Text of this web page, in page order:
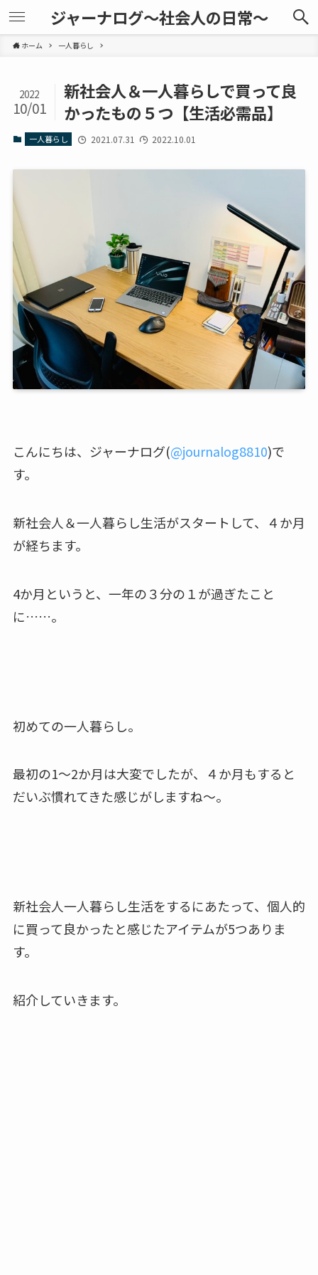
ジャーナログ～社会人の日常～
ホーム 一人暮らし
新社会人＆一人暮らしで買って良
かったもの５つ【生活必需品】
2022
10/01
一人暮らし 2021.07.31 2022.10.01
こんにちは、ジャーナログ(@journalog8810)で
す。
新社会人＆一人暮らし生活がスタートして、４か月
が経ちます。
4か月というと、一年の３分の１が過ぎたこと
に……。
初めての一人暮らし。
最初の1～2か月は大変でしたが、４か月もすると
だいぶ慣れてきた感じがしますね〜。
新社会人一人暮らし生活をするにあたって、個人的
に買って良かったと感じたアイテムが5つありま
す。
紹介していきます。